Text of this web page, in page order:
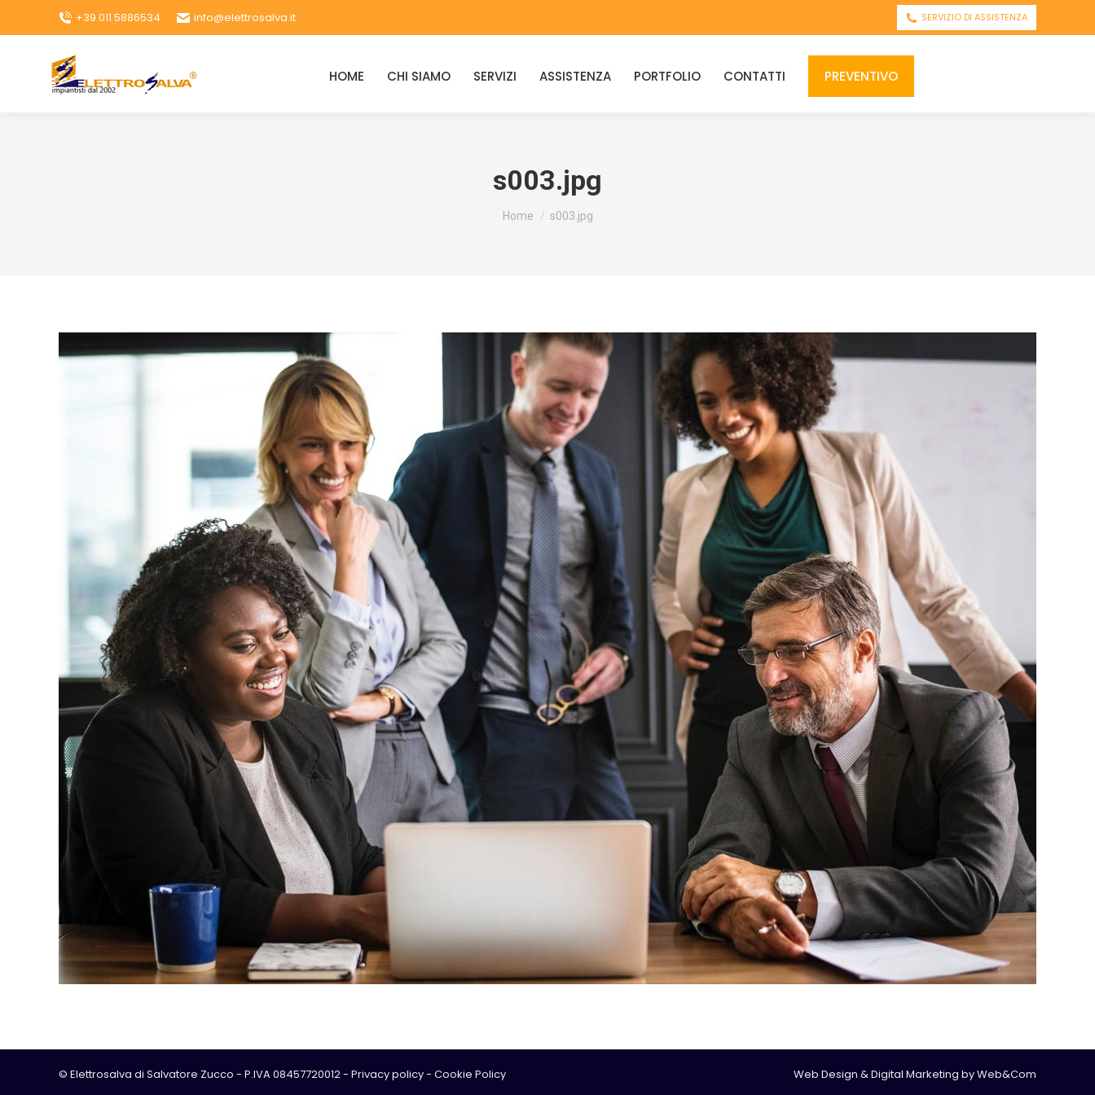
+39 011 5886534 info@elettrosalva.it SERVIZIO DI ASSISTENZA
HOME CHI SIAMO SERVIZI ASSISTENZA PORTFOLIO CONTATTI PREVENTIVO
s003.jpg
You are here:
Home s003.jpg
© Elettrosalva di Salvatore Zucco - P.IVA 08457720012 - Privacy policy- Cookie Policy Web Design & Digital Marketing byWeb&Com